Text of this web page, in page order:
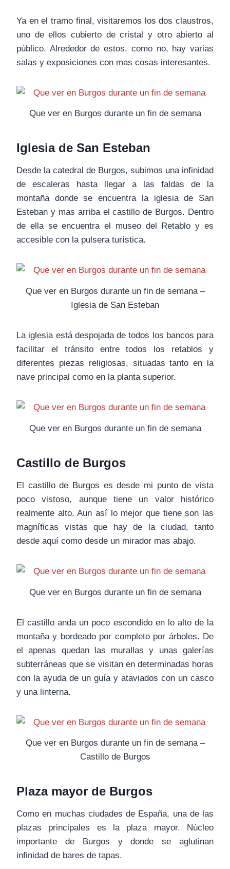
Ya en el tramo final, visitaremos los dos claustros,
uno de ellos cubierto de cristal y otro abierto al
público. Alrededor de estos, como no, hay varias
salas y exposiciones con mas cosas interesantes.
Que ver en Burgos durante un fin de semana
Iglesia de San Esteban
Desde la catedral de Burgos, subimos una infinidad
de escaleras hasta llegar a las faldas de la
montaña donde se encuentra la iglesia de San
Esteban y mas arriba el castillo de Burgos. Dentro
de ella se encuentra el museo del Retablo y es
accesible con la pulsera turística.
Que ver en Burgos durante un fin de semana –
Iglesia de San Esteban
La iglesia está despojada de todos los bancos para
facilitar el tránsito entre todos los retablos y
diferentes piezas religiosas, situadas tanto en la
nave principal como en la planta superior.
Que ver en Burgos durante un fin de semana
Castillo de Burgos
El castillo de Burgos es desde mi punto de vista
poco vistoso, aunque tiene un valor histórico
realmente alto. Aun así lo mejor que tiene son las
magníficas vistas que hay de la ciudad, tanto
desde aquí como desde un mirador mas abajo.
Que ver en Burgos durante un fin de semana
El castillo anda un poco escondido en lo alto de la
montaña y bordeado por completo por árboles. De
el apenas quedan las murallas y unas galerías
subterráneas que se visitan en determinadas horas
con la ayuda de un guía y ataviados con un casco
y una linterna.
Que ver en Burgos durante un fin de semana –
Castillo de Burgos
Plaza mayor de Burgos
Como en muchas ciudades de España, una de las
plazas principales es la plaza mayor. Núcleo
importante de Burgos y donde se aglutinan
infinidad de bares de tapas.